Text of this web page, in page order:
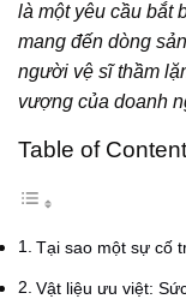
là một yêu cầu bắt
mang đến dòng
người vệ sĩ thầm
vượng của doanh
Table of
Tại sao một sự cố
Vật liệu ưu việt: